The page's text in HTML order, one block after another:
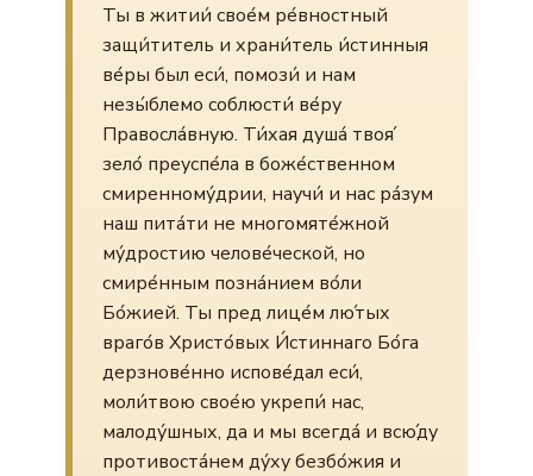
Ты в житии́ свое́м ре́вностный
защи́титель и храни́тель и́стинныя
ве́ры был еси́, помози́ и нам
незы́блемо соблюсти́ ве́ру
Правосла́вную. Ти́хая душа́ твоя́
зело́ преуспе́ла в боже́ственном
смиренному́дрии, научи́ и нас ра́зум
наш пита́ти не многомяте́жной
му́дростию челове́ческой, но
смире́нным позна́нием во́ли
Бо́жией. Ты пред лице́м лю́тых
враго́в Христо́вых И́стиннаго Бо́га
дерзнове́нно испове́дал еси́,
моли́твою свое́ю укрепи́ нас,
малоду́шных, да и мы всегда́ и всю́ду
противоста́нем ду́ху безбо́жия и